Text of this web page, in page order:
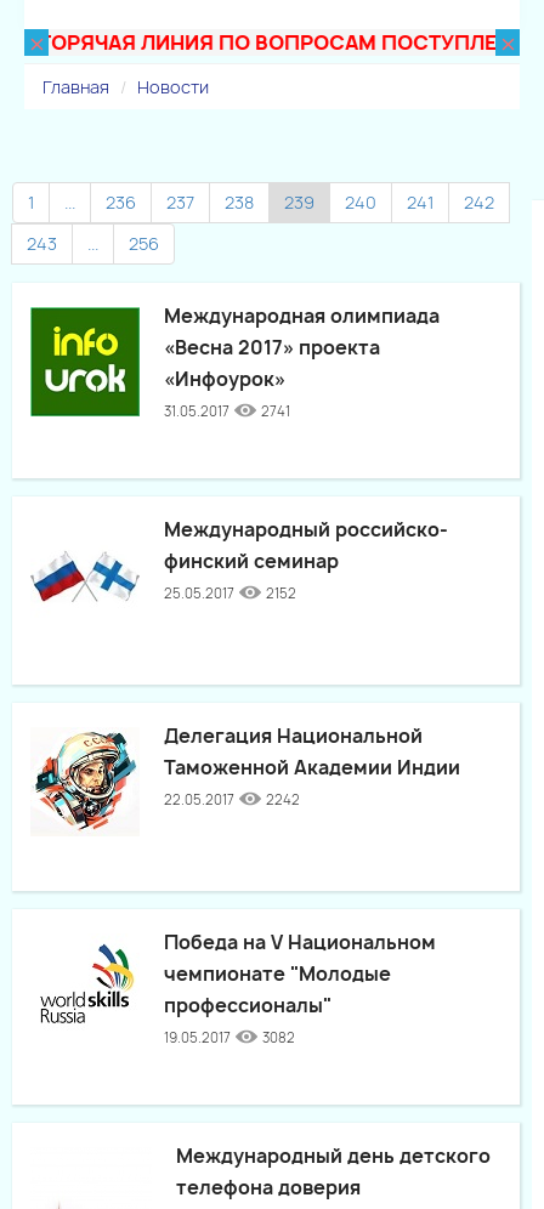
×
ГОРЯЧАЯ ЛИНИЯ ПО ВОПРОСАМ ПОСТУПЛЕНИЯ В
×
Главная Новости
1 ... 236 237 238 239 240 241
242
243
... 256
Международная олимпиада
«Весна 2017» проекта
«Инфоурок»
31.05.2017 2741
Международный российско-
финский семинар
25.05.2017 2152
Делегация Национальной
Таможенной Академии Индии
22.05.2017 2242
Победа на V Национальном
чемпионате "Молодые
профессионалы"
19.05.2017 3082
Международный день детского
телефона доверия